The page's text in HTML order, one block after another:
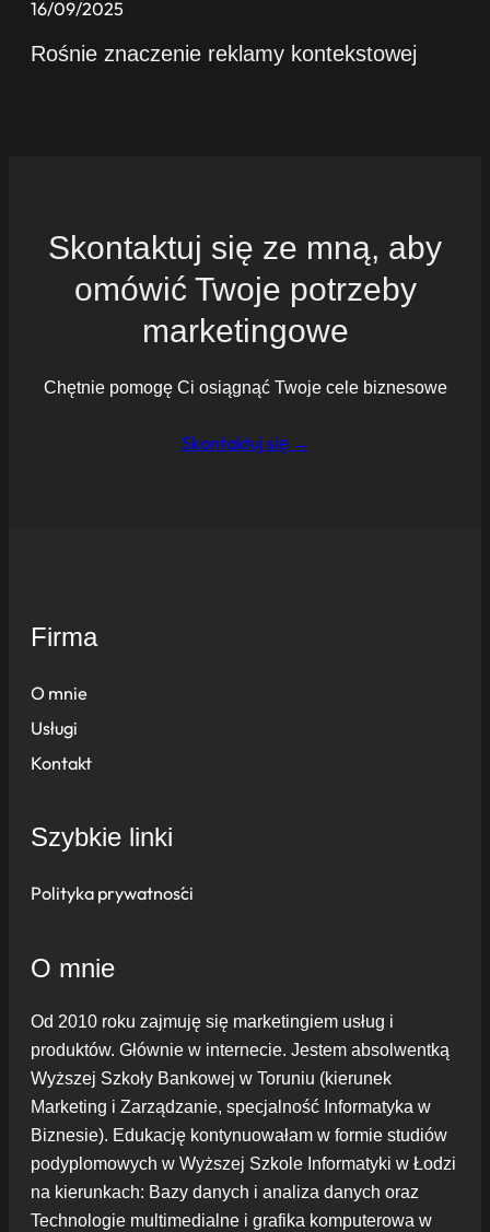
16/09/2025
Rośnie znaczenie reklamy kontekstowej
Skontaktuj się ze mną, aby
omówić Twoje potrzeby
marketingowe
Chętnie pomogę Ci osiągnąć Twoje cele biznesowe
Skontaktuj się →
Firma
O mnie
Usługi
Kontakt
Szybkie linki
Polityka prywatności
O mnie
Od 2010 roku zajmuję się marketingiem usług i
produktów. Głównie w internecie. Jestem absolwentką
Wyższej Szkoły Bankowej w Toruniu (kierunek
Marketing i Zarządzanie, specjalność Informatyka w
Biznesie). Edukację kontynuowałam w formie studiów
podyplomowych w Wyższej Szkole Informatyki w Łodzi
na kierunkach: Bazy danych i analiza danych oraz
Technologie multimedialne i grafika komputerowa w